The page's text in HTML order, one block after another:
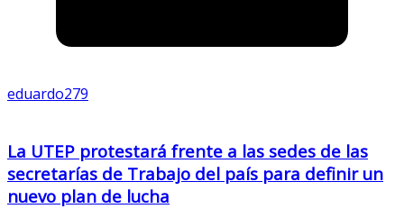
eduardo279
La UTEP protestará frente a las sedes de las
secretarías de Trabajo del país para definir un
nuevo plan de lucha